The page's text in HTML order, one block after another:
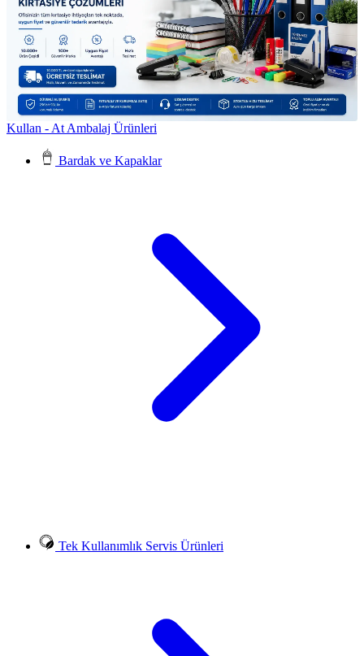
Kullan - At Ambalaj Ürünleri
Bardak ve Kapaklar
Tek Kullanımlık Servis Ürünleri